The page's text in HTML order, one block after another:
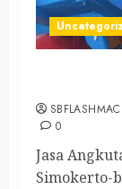
0
Jasa
Simokerto-